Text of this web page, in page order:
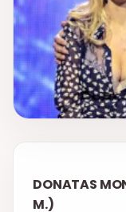
DONATAS
M.)